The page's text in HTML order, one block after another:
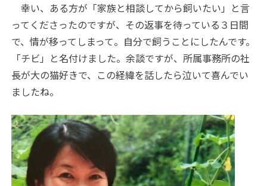
幸い、ある方が「家族と相談してから飼いたい」と言
ってくださったのですが、その返事を待っている３日間
で、情が移ってしまって。自分で飼うことにしたんです。
「チビ」と名付けました。余談ですが、所属事務所の社
長が大の猫好きで、この経緯を話したら泣いて喜んでい
ましたね。